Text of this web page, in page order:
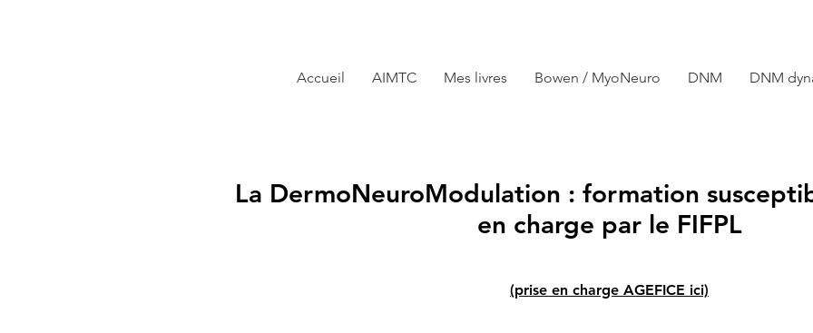
Accueil AIMTC Mes livres Bowen / MyoNeuro DNM DNM
La DermoNeuroModulation : formation
en charge par le FIFPL
(prise en charge AGEFICE ici)